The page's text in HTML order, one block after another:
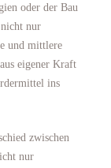
oder der Bau
nur
und mittlere
eigener Kraft
ins
zwischen
nur